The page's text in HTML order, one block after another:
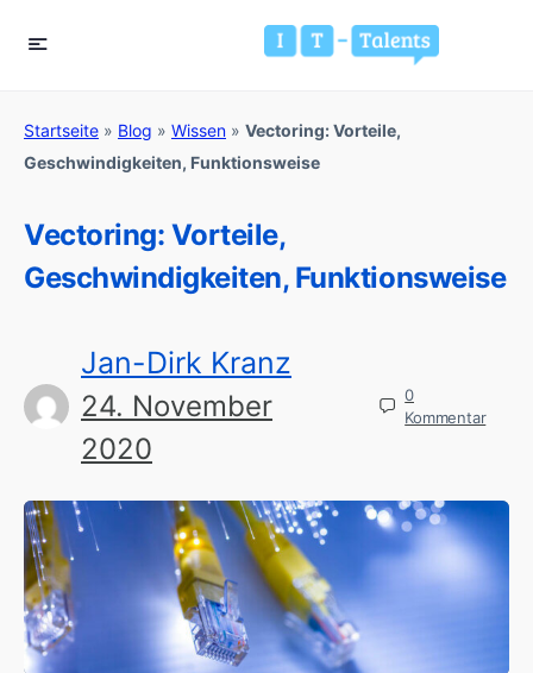
Startseite » Blog » Wissen » Vectoring: Vorteile,
Geschwindigkeiten, Funktionsweise
Vectoring: Vorteile,
Geschwindigkeiten, Funktionsweise
Jan-Dirk Kranz
24. November
2020
0
Kommentar